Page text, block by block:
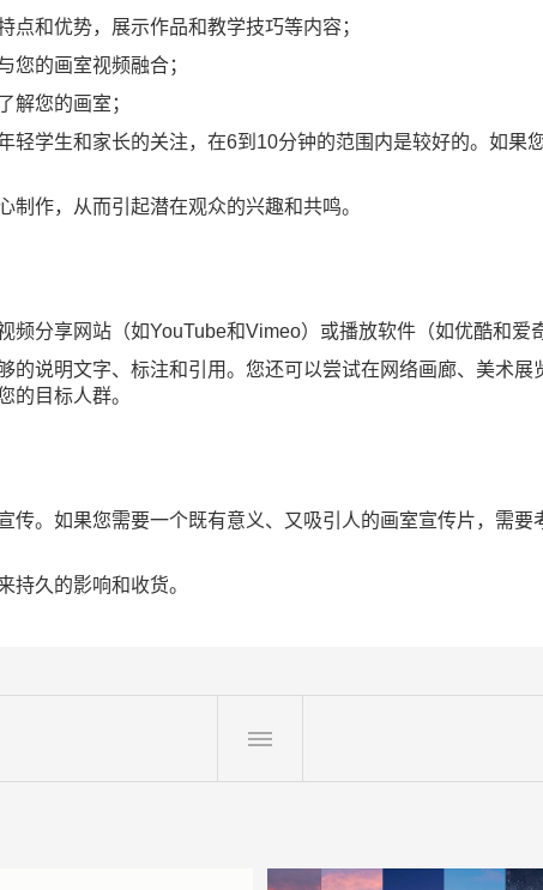
和优势，展示作品和教学技巧等内容；
您的画室视频融合；
解您的画室；
轻学生和家长的关注，在6到10分钟的范围内是较好的。如果
作，从而引起潜在观众的兴趣和共鸣。
分享网站（如YouTube和Vimeo）或播放软件（如优酷和爱
的说明文字、标注和引用。您还可以尝试在网络画廊、美术
的目标人群。
传。如果您需要一个既有意义、又吸引人的画室宣传片，需
持久的影响和收货。